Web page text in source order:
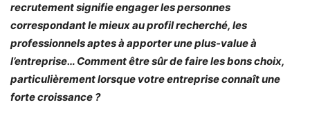
recrutement signifie engager les personnes
correspondant le mieux au profil recherché, les
professionnels aptes à apporter une plus-value à
l’entreprise… Comment être sûr de faire les bons choix,
particulièrement lorsque votre entreprise connaît une
forte croissance ?